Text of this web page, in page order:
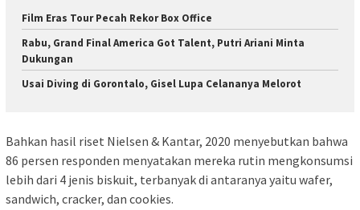
Film Eras Tour Pecah Rekor Box Office
Rabu, Grand Final America Got Talent, Putri Ariani Minta
Dukungan
Usai Diving di Gorontalo, Gisel Lupa Celananya Melorot
Bahkan hasil riset Nielsen & Kantar, 2020 menyebutkan bahwa
86 persen responden menyatakan mereka rutin mengkonsumsi
lebih dari 4 jenis biskuit, terbanyak di antaranya yaitu wafer,
sandwich, cracker, dan cookies.